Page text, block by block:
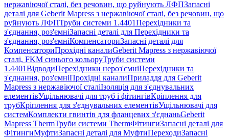
нержавіючої сталі, без речовин, що руйнують ЛФПЗапасні
деталі для Geberit Mapress з нержавіючої сталі, без речовин, що
руйнують ЛФПТруби системи 1.4401Перехідники та
з'єднання, роз'ємніЗапасні деталі для Перехідники та
з'єднання, роз'ємніКомпенсаториЗапасні деталі для
КомпенсаториПрохідні каналиGeberit Mapress з нержавіючої
сталі, FKM синього кольоруТруби системи
1.4401ВідводиПерехідники нероз'ємніПерехідники та
з'єднання, роз'ємніПрохідні каналиПриладдя для Geberit
Mapress з нержавіючої сталіІзоляція для з'єднувальних
елементівУщільнювачі для труб і фітингівКріплення для
трубКріплення для з'єднувальних елементівУщільнювачі для
системКомплекти гвинтів для фланцевих з'єднаньGeberit
Mapress ThermТруби системи ThermФітингиЗапасні деталі для
ФітингиМуфтиЗапасні деталі для МуфтиПереходиЗапасні